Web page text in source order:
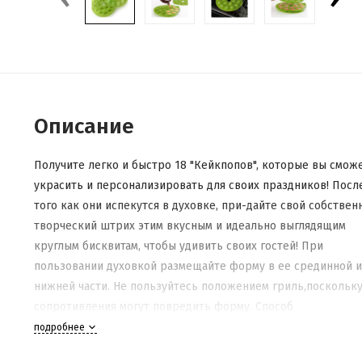
Описание
Получите легко и быстро 18 "Кейкпопов", которые вы
украсить и персонализировать для своих праздников!
того как они испекутся в духовке, при-дайте свой
творческий штрих этим вкусным и идеально выглядящим
круглым бисквитам, чтобы удивить своих гостей! При
пользовании духовкой размещайте форму в ее срединной
нижней части. Не пользуйтесь положением гриль,поскольку
сопротивления могут повредить форму. Способ
использования:Вылить тесто в форму, закрыть крышкой,
подробнее